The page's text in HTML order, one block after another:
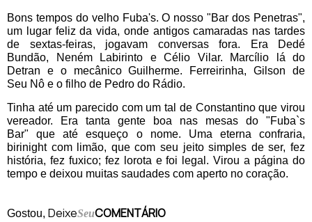
Bons tempos do velho Fuba's. O nosso "Bar dos Penetras",
um lugar feliz da vida, onde antigos camaradas nas tardes
de sextas-feiras, jogavam conversas fora. Era Dedé
Bundão, Neném Labirinto e Célio Vilar.
Marcílio
lá do
Detran e o mecânico Guilherme.
Ferreirinha, Gilson de
Seu Nô e o filho de Pedro do Rádio.
Tinha até um parecido com um tal de Constantino que virou
vereador. Era tanta gente boa nas mesas do "Fuba`s
Bar"
que até esqueço o nome. Uma eterna confraria,
birinight com limão, que com seu jeito simples de ser, fez
história, fez fuxico; fez lorota e foi legal. Virou a página do
tempo e deixou muitas saudades com aperto no coração.
Gostou, DeixeSeuCOMENTÁRIO